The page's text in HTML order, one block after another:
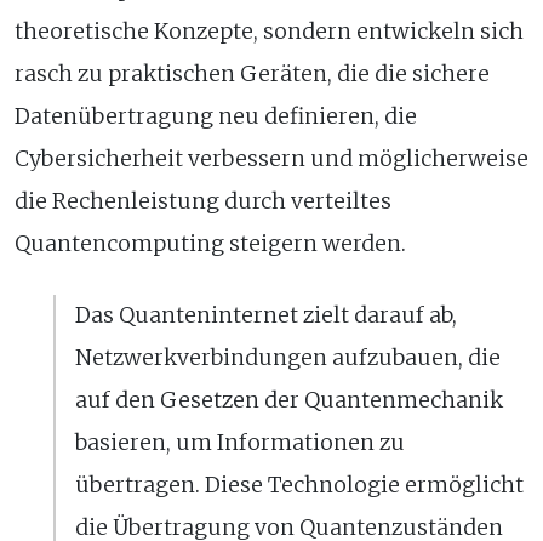
theoretische Konzepte, sondern entwickeln sich
rasch zu praktischen Geräten, die die sichere
Datenübertragung neu definieren, die
Cybersicherheit verbessern und möglicherweise
die Rechenleistung durch verteiltes
Quantencomputing steigern werden.
Das Quanteninternet zielt darauf ab,
Netzwerkverbindungen aufzubauen, die
auf den Gesetzen der Quantenmechanik
basieren, um Informationen zu
übertragen. Diese Technologie ermöglicht
die Übertragung von Quantenzuständen